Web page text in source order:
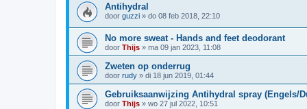
Antihydral
door guzzi » do 08 feb 2018, 22:10
No more sweat - Hands and feet deodorant
door Thijs » ma 09 jan 2023, 11:08
Zweten op onderrug
door rudy » di 18 jun 2019, 01:44
Gebruiksaanwijzing Antihydral spray (Engels/
door Thijs » wo 27 jul 2022, 10:51